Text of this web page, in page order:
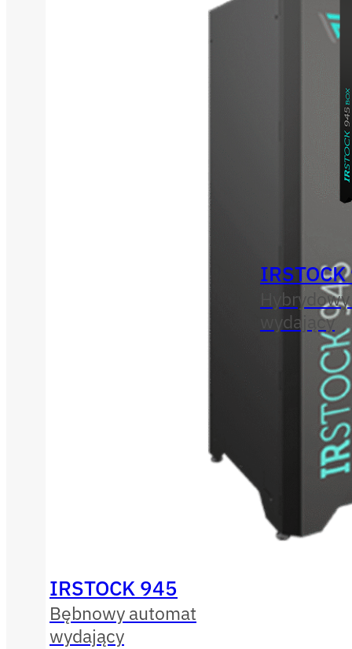
IRSTOCK 945
Bębnowy automat
wydający
wydający